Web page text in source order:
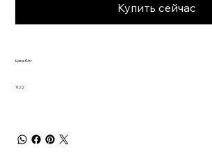
Купить сейчас
Цена €/кг
11.22